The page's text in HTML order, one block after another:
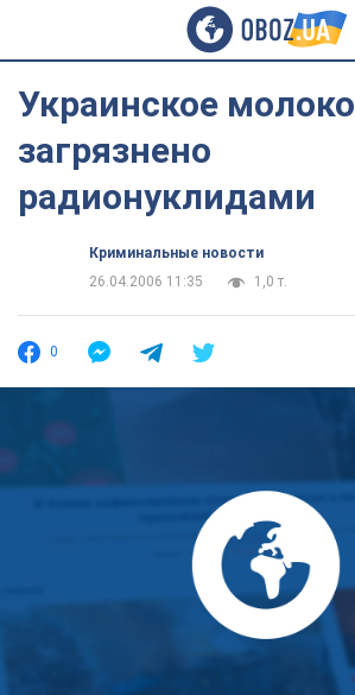
Украинское молоко
загрязнено
радионуклидами
Криминальные новости
26.04.2006 11:35
1,0 т.
0